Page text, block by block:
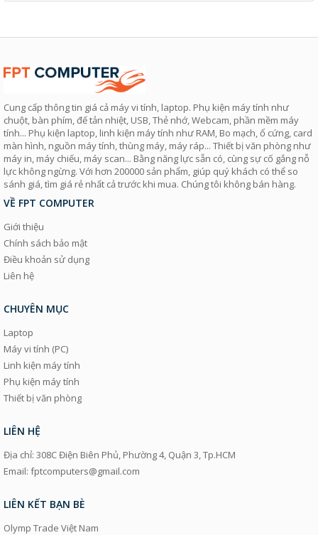
Cung cấp thông tin giá cả máy vi tính, laptop. Phụ kiện máy tính như
chuột, bàn phím, đế tản nhiệt, USB, Thẻ nhớ, Webcam, phần mềm máy
tính... Phụ kiện laptop, linh kiện máy tính như RAM, Bo mạch, ổ cứng, card
màn hình, nguồn máy tính, thùng máy, máy ráp... Thiết bị văn phòng như
máy in, máy chiếu, máy scan... Bằng năng lực sẵn có, cùng sự cố gắng nỗ
lực không ngừng. Với hơn 200000 sản phẩm, giúp quý khách có thể so
sánh giá, tìm giá rẻ nhất cả trước khi mua. Chúng tôi không bán hàng.
VỀ FPT COMPUTER
Giới thiệu
Chính sách bảo mật
Điều khoản sử dụng
Liên hệ
CHUYÊN MỤC
Laptop
Máy vi tính (PC)
Linh kiện máy tính
Phụ kiện máy tính
Thiết bị văn phòng
LIÊN HỆ
Địa chỉ: 308C Điện Biên Phủ, Phường 4, Quận 3, Tp.HCM
Email: fptcomputers@gmail.com
LIÊN KẾT BẠN BÈ
Olymp Trade Việt Nam